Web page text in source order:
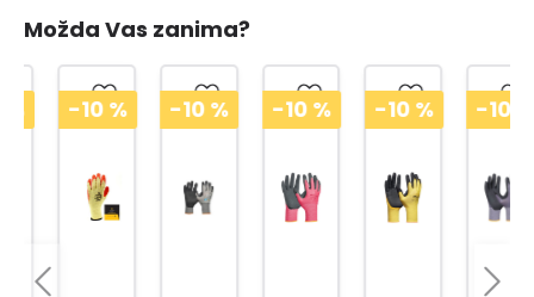
Možda Vas zanima?
-10% -10% -10% -10% -10%